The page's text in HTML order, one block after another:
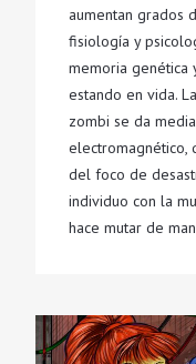
aumentan grados
fisiología y
memoria genética
estando en vida.
zombi se da
electromagnético,
del foco de
individuo con la
hace mutar de